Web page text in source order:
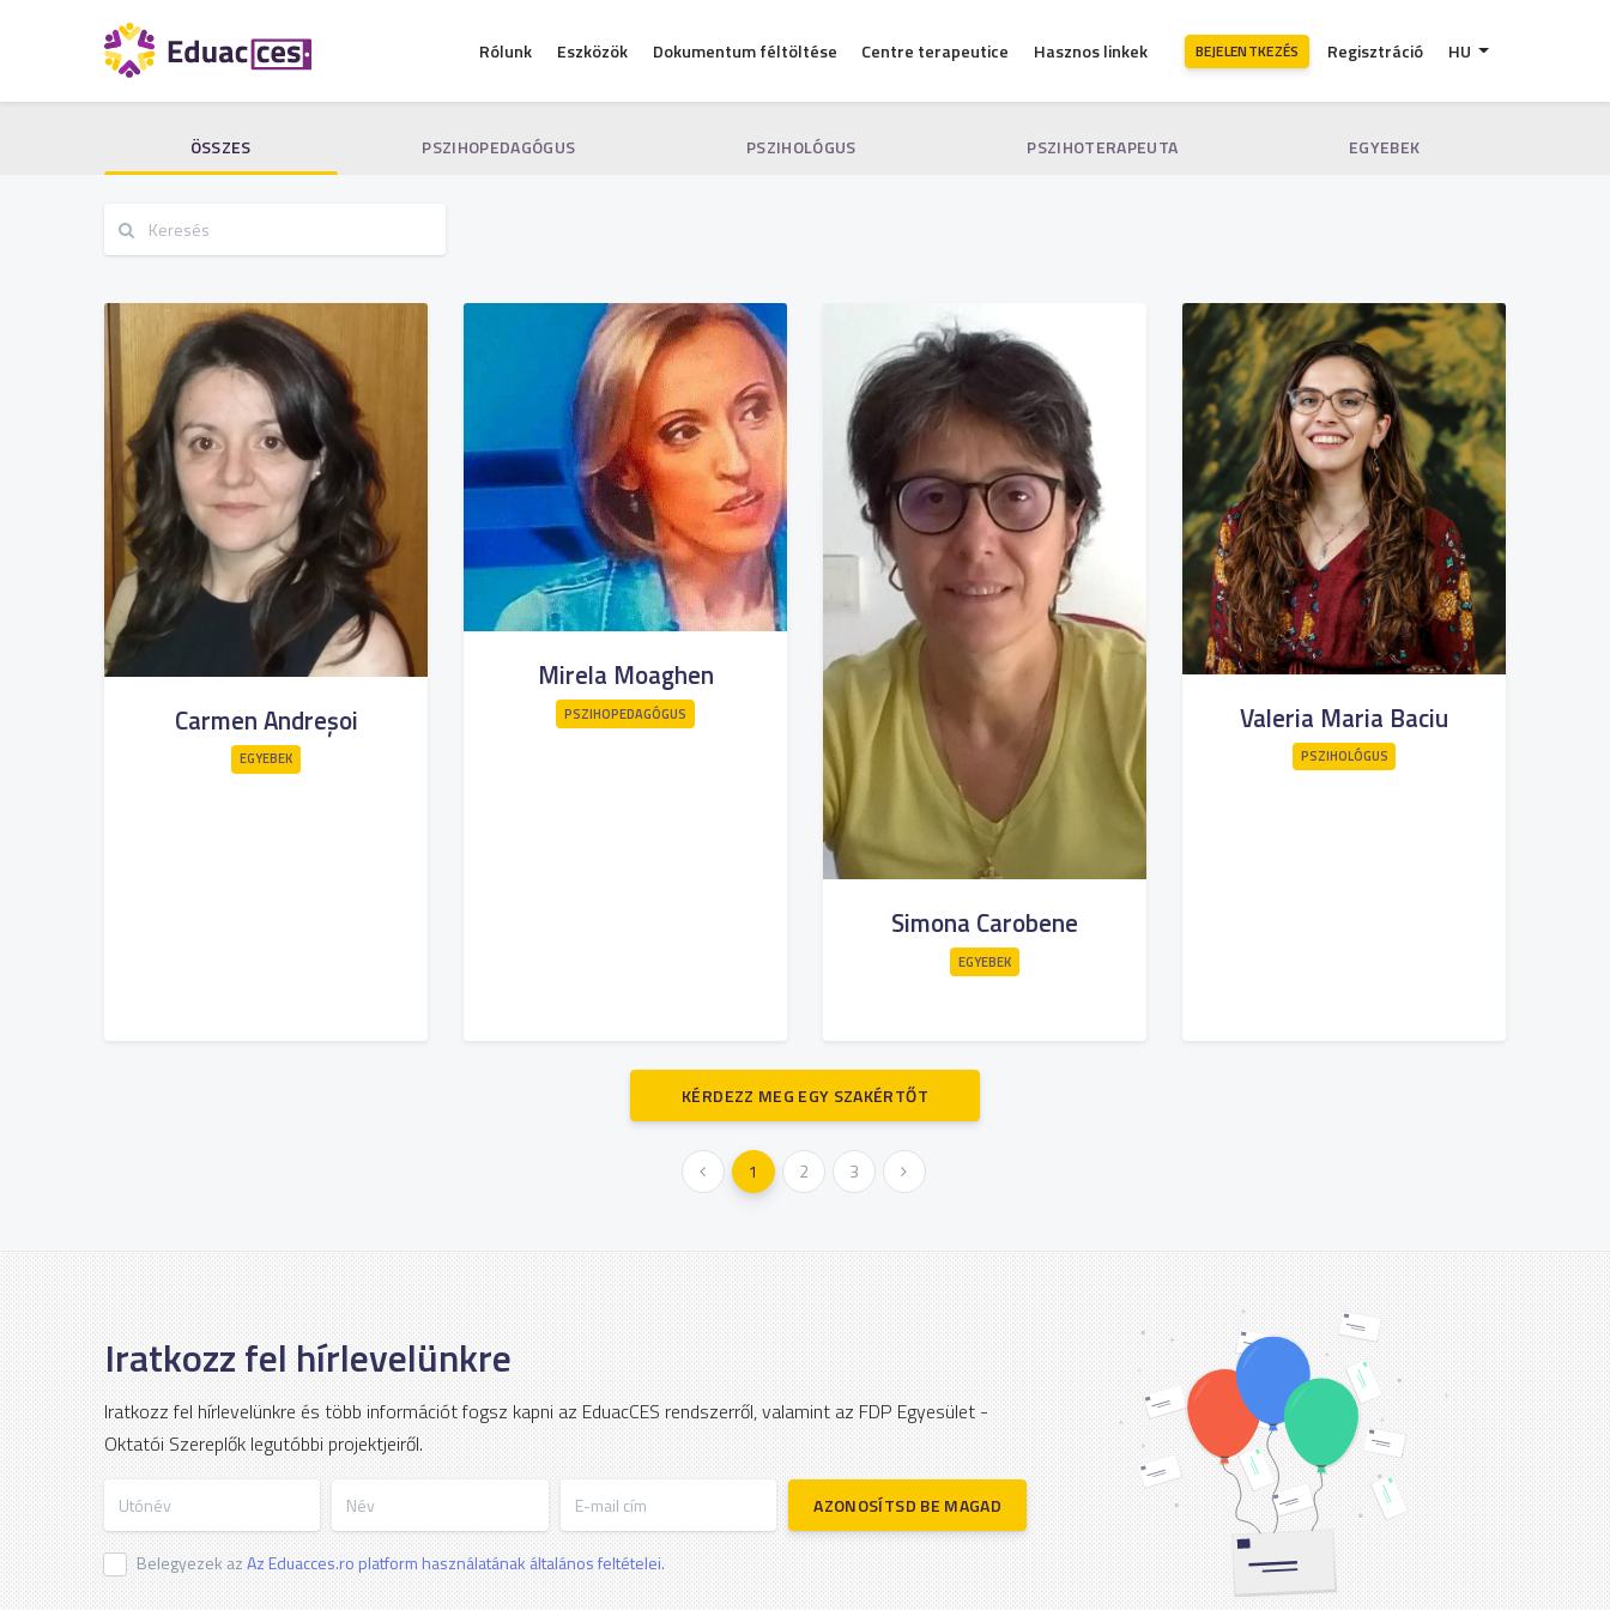
Rólunk Eszközök Dokumentum féltöltése Centre terapeutice Hasznos linkek BEJELENTKEZÉS Regisztráció HU
ÖSSZES PSZIHOPEDAGÓGUS PSZIHOLÓGUS PSZIHOTERAPEUTA EGYEBEK
Carmen Andreșoi
EGYEBEK
Mirela Moaghen
PSZIHOPEDAGÓGUS
Simona Carobene
EGYEBEK
Valeria Maria Baciu
PSZIHOLÓGUS
KÉRDEZZ MEG EGY SZAKÉRTŐT
« Előző 1 2 3 Következő »
Iratkozz fel hírlevelünkre
Iratkozz fel hírlevelünkre és több információt fogsz kapni az EduacCES rendszerről, valamint az FDP Egyesület -
Oktatói Szereplők legutóbbi projektjeiről.
E-mail cím
AZONOSÍTSD BE MAGAD
Belegyezek azAz Eduacces.ro platform használatának általános feltételei.